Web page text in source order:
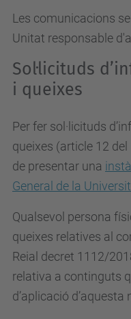
Les comunicacions
Unitat responsable
Sol·licituds
i queixes
Per fer sol·licituds
queixes (article 12
de presentar una
General de la
Qualsevol persona
queixes relatives al
Reial decret 1112/
relativa a continguts
d’aplicació d’aquesta